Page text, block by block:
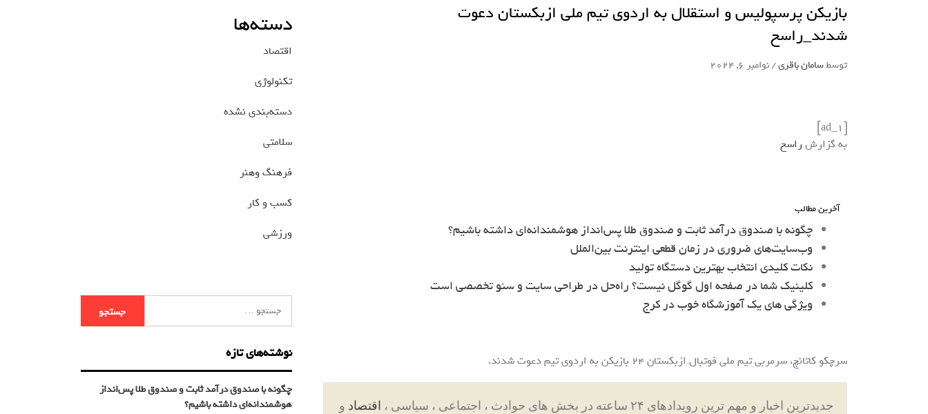
بازیکن پرسپولیس و استقلال به اردوی تیم ملی ازبکستان دعوت
شدند_راسخ
توسطسامان باقری/نوامبر 6, 2024
[ad_1]
به گزارش راسخ
آخرین مطالب
چگونه با صندوق درآمد ثابت و صندوق طلا پس‌انداز هوشمندانه‌ای داشته باشیم؟
وب‌سایت‌های ضروری در زمان قطعی اینترنت بین‌الملل
نکات کلیدی انتخاب بهترین دستگاه تولید
کلینیک شما در صفحه اول گوگل نیست؟ راه‌حل در طراحی سایت و سئو تخصصی است
ویژگی های یک آموزشگاه خوب در کرج
سرچکو کاتانچ، سرمربی تیم ملی فوتبال ازبکستان ۲۴ بازیکن به اردوی تیم دعوت شدند.
جدیدترین اخبار و مهم ترین رویدادهای ۲۴ ساعته در بخش های حوادث ، اجتماعی ، سیاسی ، اقتصاد و
دسته‌ها
اقتصاد
تکنولوژی
دسته‌بندی نشده
سلامتی
فرهنگ وهنر
کسب و کار
ورزشی
نوشته‌های تازه
چگونه با صندوق درآمد ثابت و صندوق طلا پس‌انداز
هوشمندانه‌ای داشته باشیم؟